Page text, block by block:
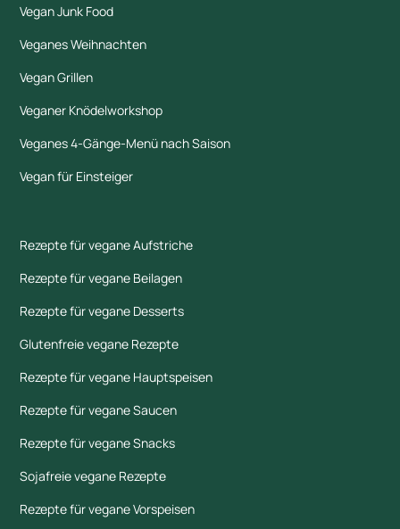
Vegan Junk Food
Veganes Weihnachten
Vegan Grillen
Veganer Knödelworkshop
Veganes 4-Gänge-Menü nach Saison
Vegan für Einsteiger
Rezepte für vegane Aufstriche
Rezepte für vegane Beilagen
Rezepte für vegane Desserts
Glutenfreie vegane Rezepte
Rezepte für vegane Hauptspeisen
Rezepte für vegane Saucen
Rezepte für vegane Snacks
Sojafreie vegane Rezepte
Rezepte für vegane Vorspeisen